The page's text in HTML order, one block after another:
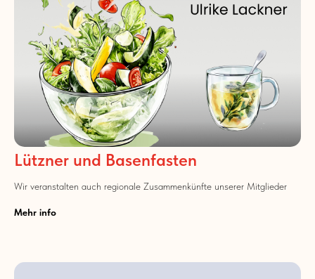
Lützner und Basenfasten
Wir veranstalten auch regionale Zusammenkünfte unserer Mitglieder
Mehr info